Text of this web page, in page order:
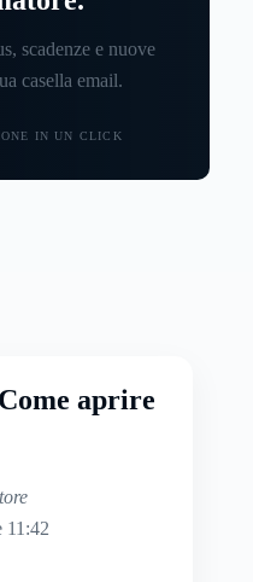
scadenze e nuove
casella email.
IN UN CLICK
aprire
11:42